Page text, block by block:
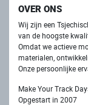
OVER ONS
Wij zijn een
van de hoogste
Omdat we actieve
materialen,
Onze persoonlijke
Make Your Track
Opgestart in 2007